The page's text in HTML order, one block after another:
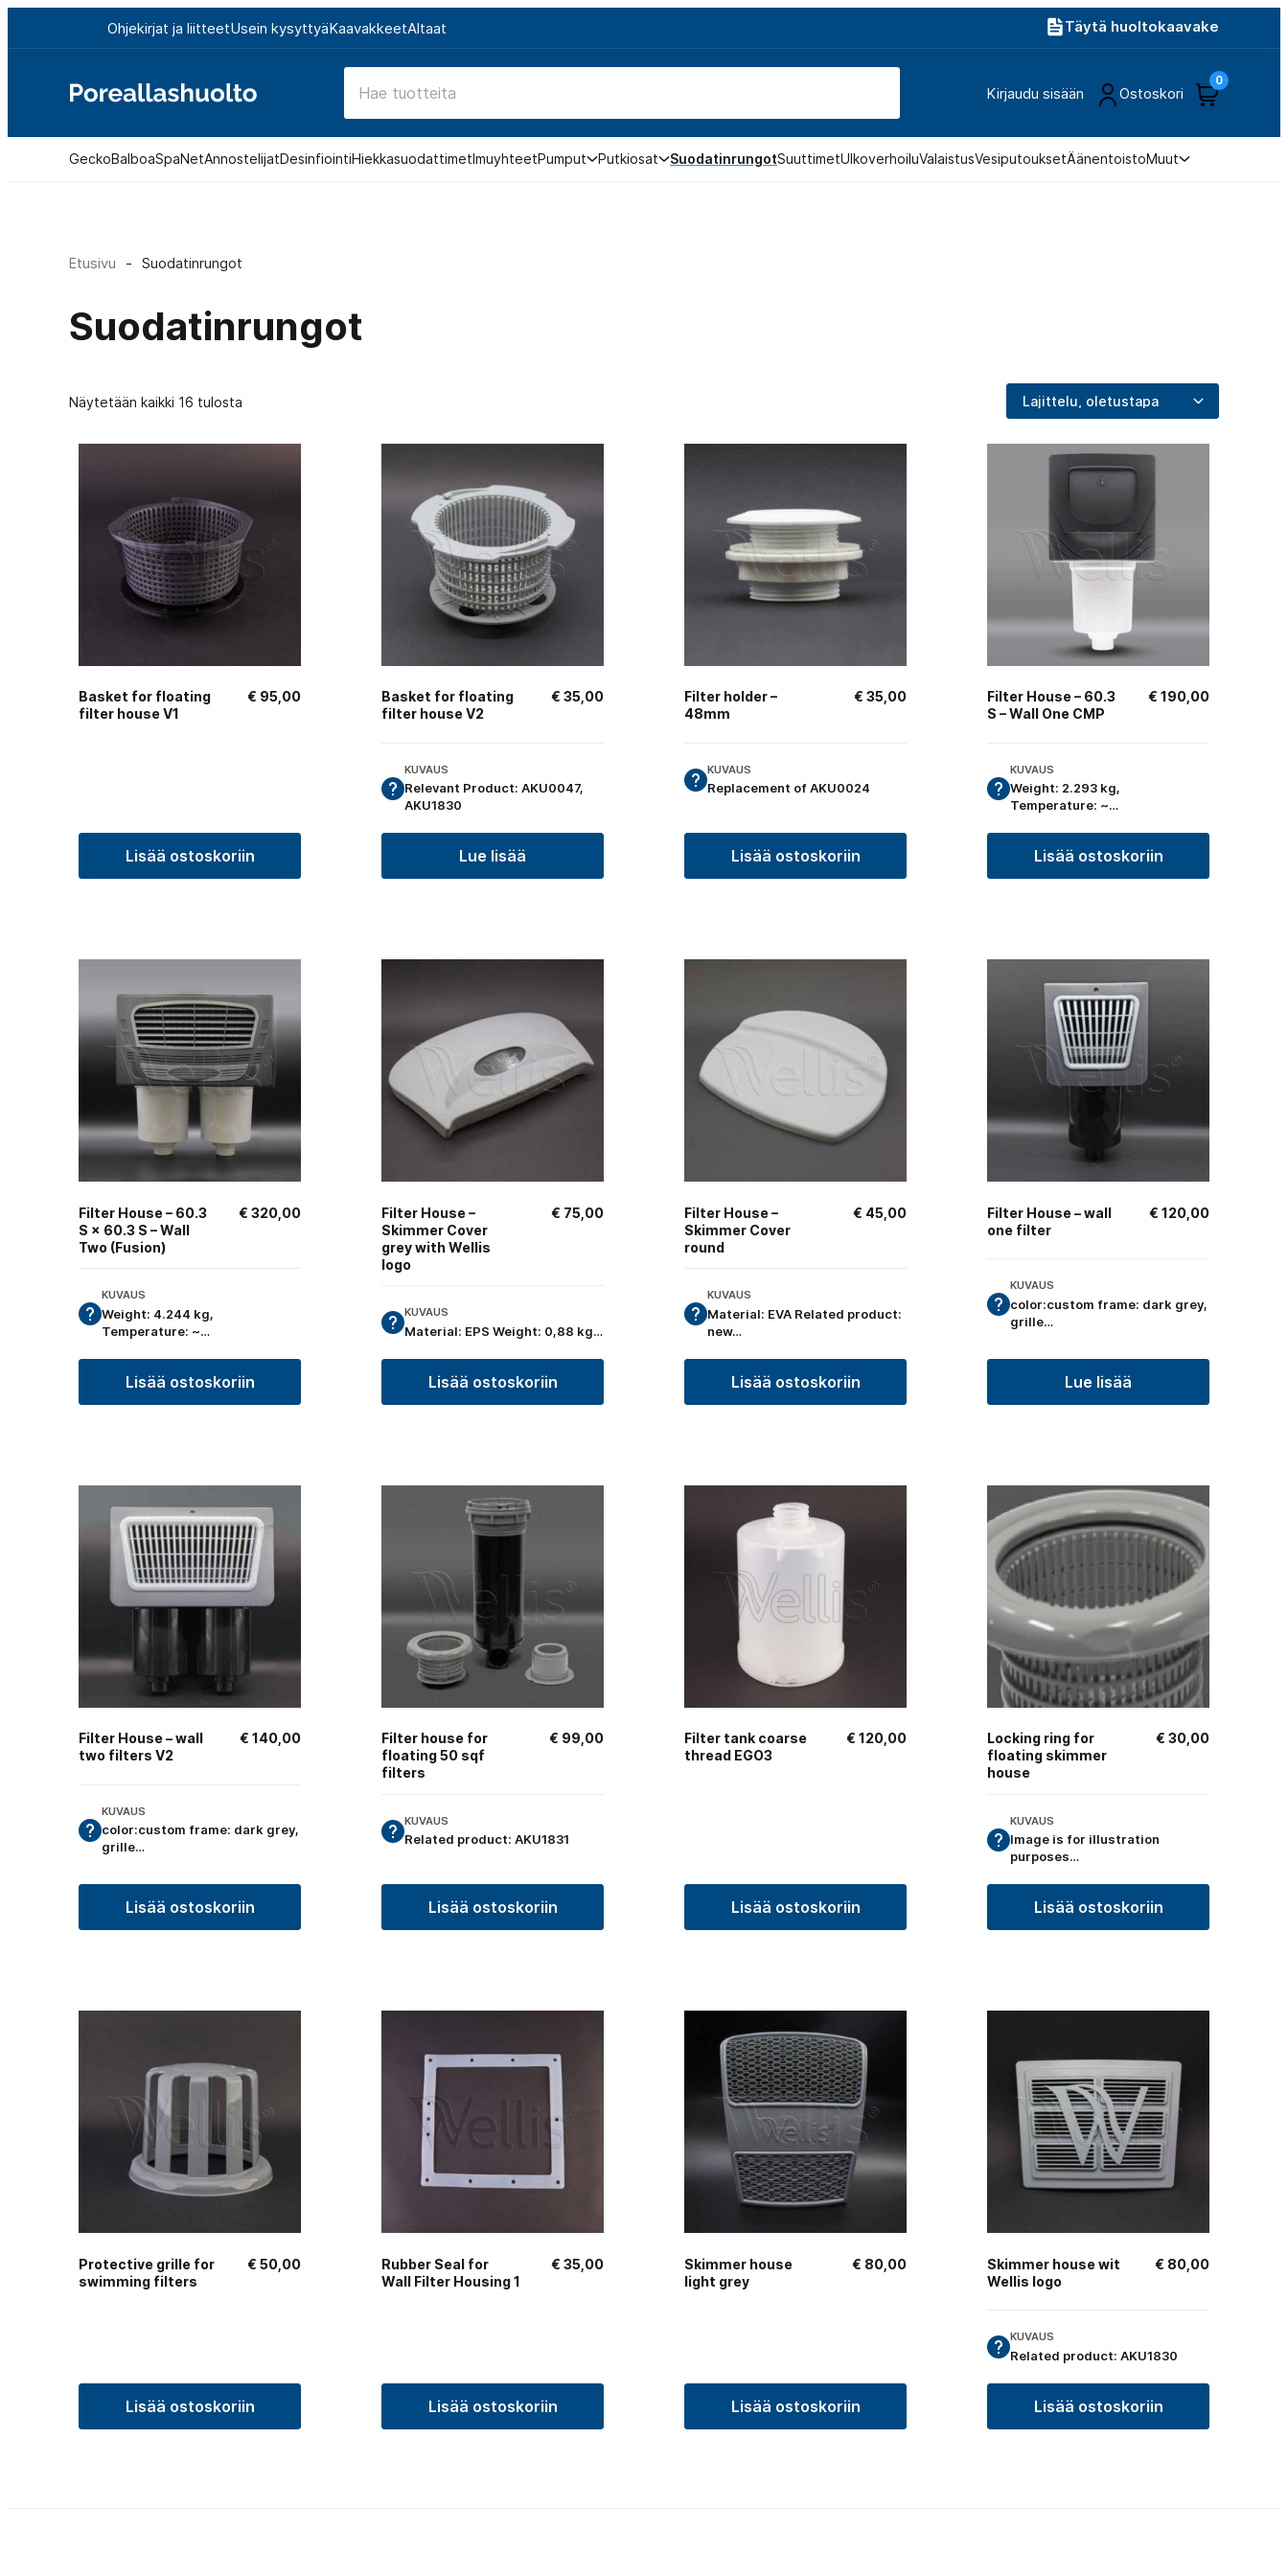
sisältöön
Ohjekirjat ja liitteetUsein kysyttyäKaavakkeetAltaat Täytä huoltokaavake
Poreallashuolto Kirjaudu sisään Ostoskori
0
GeckoBalboaSpaNetAnnostelijatDesinfiointiHiekkasuodattimetImuyhteetPumput Putkiosat SuodatinrungotSuuttimetUlkoverhoiluValaistusVesiputouksetÄänentoistoMuut
Etusivu - Suodatinrungot
Suodatinrungot
Näytetään kaikki 16 tulosta
Basket for floating
filter house V1
€ 95,00
Lisää ostoskoriin
Basket for floating
filter house V2
€ 35,00
KUVAUS
Relevant Product: AKU0047,
AKU1830
Lue lisää
Filter holder –
48mm
€ 35,00
KUVAUS
Replacement of AKU0024
Lisää ostoskoriin
Filter House – 60.3
S – Wall One CMP
€ 190,00
KUVAUS
Weight: 2.293 kg,
Temperature: ~…
Lisää ostoskoriin
Filter House – 60.3
S × 60.3 S – Wall
Two (Fusion)
€ 320,00
KUVAUS
Weight: 4.244 kg,
Temperature: ~…
Lisää ostoskoriin
Filter House –
Skimmer Cover
grey with Wellis
logo
€ 75,00
KUVAUS
Material: EPS Weight: 0,88 kg…
Lisää ostoskoriin
Filter House –
Skimmer Cover
round
€ 45,00
KUVAUS
Material: EVA Related product:
new…
Lisää ostoskoriin
Filter House – wall
one filter
€ 120,00
KUVAUS
color:custom frame: dark grey,
grille…
Lue lisää
Filter House – wall
two filters V2
€ 140,00
KUVAUS
color:custom frame: dark grey,
grille…
Lisää ostoskoriin
Filter house for
floating 50 sqf
filters
€ 99,00
KUVAUS
Related product: AKU1831
Lisää ostoskoriin
Filter tank coarse
thread EGO3
€ 120,00
Lisää ostoskoriin
Locking ring for
floating skimmer
house
€ 30,00
KUVAUS
Image is for illustration
purposes…
Lisää ostoskoriin
Protective grille for
swimming filters
€ 50,00
Lisää ostoskoriin
Rubber Seal for
Wall Filter Housing 1
€ 35,00
Lisää ostoskoriin
Skimmer house
light grey
€ 80,00
Lisää ostoskoriin
Skimmer house wit
Wellis logo
€ 80,00
KUVAUS
Related product: AKU1830
Lisää ostoskoriin